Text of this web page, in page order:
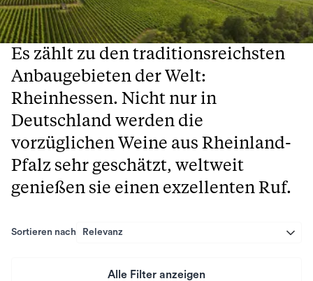
Es zählt zu den traditionsreichsten
Anbaugebieten der Welt:
Rheinhessen. Nicht nur in
Deutschland werden die
vorzüglichen Weine aus Rheinland-
Pfalz sehr geschätzt, weltweit
genießen sie einen exzellenten Ruf.
Sortieren nach Relevanz
Alle Filter anzeigen